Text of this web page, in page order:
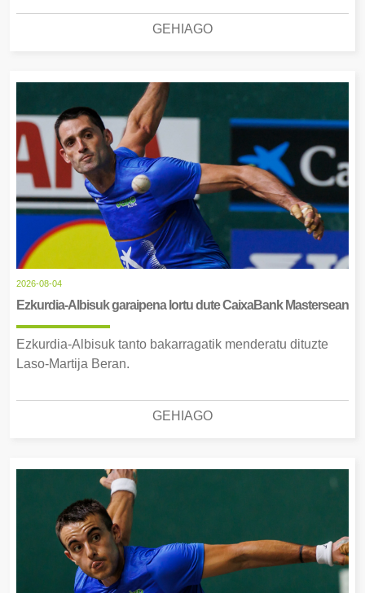
GEHIAGO
2026-08-04
Ezkurdia-Albisuk garaipena lortu dute CaixaBank Mastersean
Ezkurdia-Albisuk tanto bakarragatik menderatu dituzte
Laso-Martija Beran.
GEHIAGO